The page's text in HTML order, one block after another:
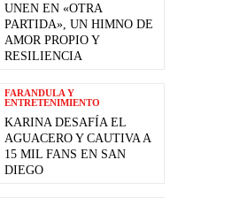
UNEN EN «OTRA
PARTIDA», UN HIMNO DE
AMOR PROPIO Y
RESILIENCIA
FARANDULA Y
ENTRETENIMIENTO
KARINA DESAFÍA EL
AGUACERO Y CAUTIVA A
15 MIL FANS EN SAN
DIEGO